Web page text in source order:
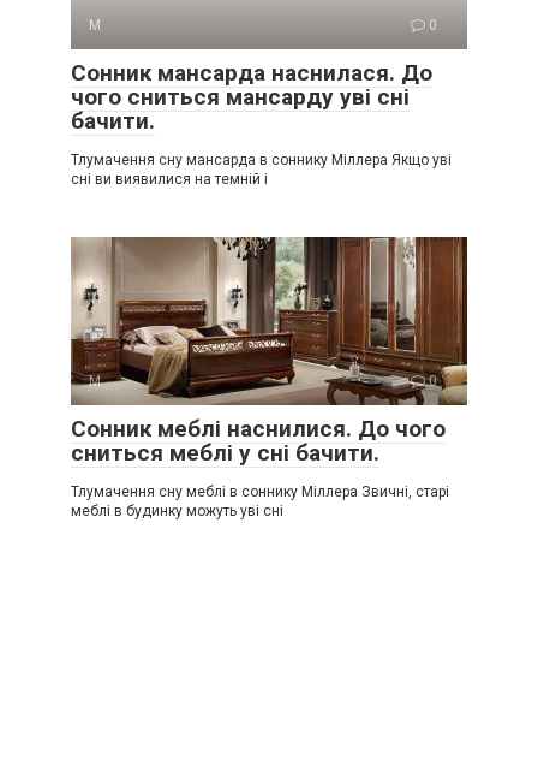
М 0
Сонник мансарда наснилася. До
чого сниться мансарду уві сні
бачити.
Тлумачення сну мансарда в соннику Міллера Якщо уві
сні ви виявилися на темній і
М 0
Сонник меблі наснилися. До чого
сниться меблі у сні бачити.
Тлумачення сну меблі в соннику Міллера Звичні, старі
меблі в будинку можуть уві сні